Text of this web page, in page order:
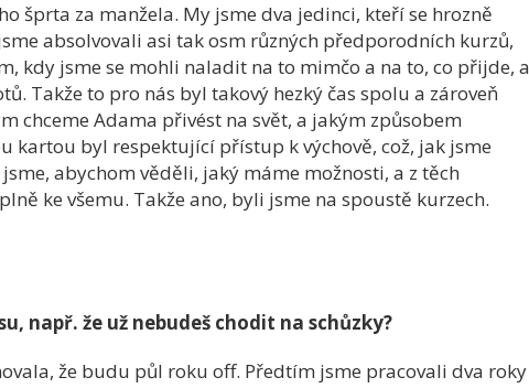
šprta za manžela. My jsme dva jedinci, kteří se hrozně
absolvovali asi tak osm různých předporodních kurzů,
kdy jsme se mohli naladit na to mimčo a na to, co přijde, a
Takže to pro nás byl takový hezký čas spolu a zároveň
chceme Adama přivést na svět, a jakým způsobem
kartou byl respektující přístup k výchově, což, jak jsme
abychom věděli, jaký máme možnosti, a z těch
ke všemu. Takže ano, byli jsme na spoustě kurzech.
např. že už nebudeš chodit na schůzky?
že budu půl roku off. Předtím jsme pracovali dva roky